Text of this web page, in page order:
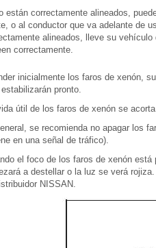
están correctamente alineados,
o al conductor que va adelante de
alineados, lleve su
correctamente.
inicialmente los faros de xenón,
pronto.
útil de los faros de xenón se
se recomienda no apagar los
en una señal de tráfico).
el foco de los faros de xenón
a destellar o la luz se verá
NISSAN.